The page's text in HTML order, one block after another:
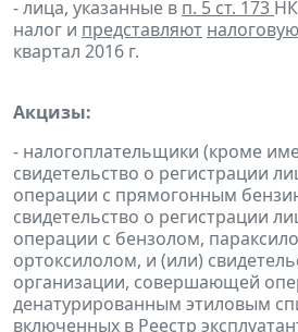
- лица, указанные в п. 5 ст. 173
налог и представляют
квартал 2016 г.
Акцизы:
- налогоплательщики (кроме
свидетельство о регистрации
операции с прямогонным
свидетельство о регистрации
операции с бензолом,
ортоксилолом, и (или)
организации, совершающей
денатурированным этиловым
включенных в Реестр